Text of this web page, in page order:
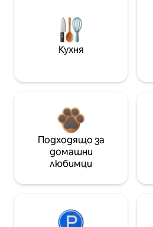
Кухня
Подходящо за
домашни
любимци